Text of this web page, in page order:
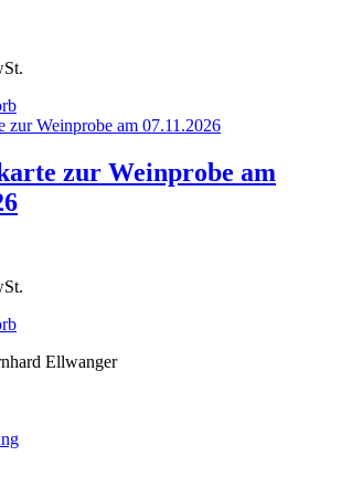
zur Weinprobe am
Ellwanger